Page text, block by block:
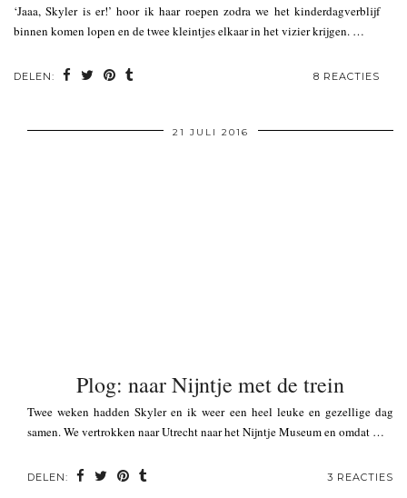
‘Jaaa, Skyler is er!’ hoor ik haar roepen zodra we het kinderdagverblijf
binnen komen lopen en de twee kleintjes elkaar in het vizier krijgen. …
DELEN: 8 REACTIES
21 JULI 2016
Plog: naar Nijntje met de trein
Twee weken hadden Skyler en ik weer een heel leuke en gezellige dag
samen. We vertrokken naar Utrecht naar het Nijntje Museum en omdat …
DELEN: 3 REACTIES